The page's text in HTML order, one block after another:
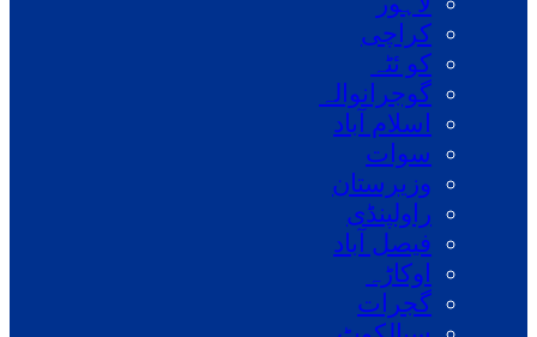
کراچی
کو ئٹہ
گوجرانوالہ
اسلام آباد
سوات
وزیرستان
راولپنڈی
فیصل آباد
اوکاڑہ
گجرات